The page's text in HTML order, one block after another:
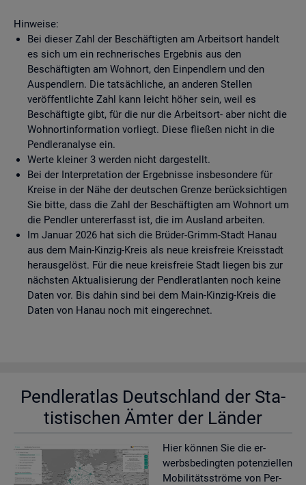
Hinweise:
Bei dieser Zahl der Beschäftigten am Arbeitsort handelt
es sich um ein rechnerisches Ergebnis aus den
Beschäftigten am Wohnort, den Einpendlern und den
Auspendlern. Die tatsächliche, an anderen Stellen
veröffentlichte Zahl kann leicht höher sein, weil es
Beschäftigte gibt, für die nur die Arbeitsort- aber nicht die
Wohnortinformation vorliegt. Diese fließen nicht in die
Pendleranalyse ein.
Werte kleiner 3 werden nicht dargestellt.
Bei der Interpretation der Ergebnisse insbesondere für
Kreise in der Nähe der deutschen Grenze berücksichtigen
Sie bitte, dass die Zahl der Beschäftigten am Wohnort um
die Pendler untererfasst ist, die im Ausland arbeiten.
Im Januar 2026 hat sich die Brüder-Grimm-Stadt Hanau
aus dem Main-Kinzig-Kreis als neue kreisfreie Kreisstadt
herausgelöst. Für die neue kreisfreie Stadt liegen bis zur
nächsten Aktualisierung der Pendleratlanten noch keine
Daten vor. Bis dahin sind bei dem Main-Kinzig-Kreis die
Daten von Hanau noch mit eingerechnet.
Pend­ler­at­las Deutsch­land der Sta­
tis­ti­schen Ämter der Län­der
Hier kön­nen Sie die er­
werbs­be­ding­ten po­ten­zi­el­len
Mo­bi­li­täts­strö­me von Per­